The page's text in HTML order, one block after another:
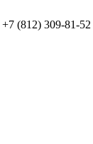
+7 (812) 309-81-52